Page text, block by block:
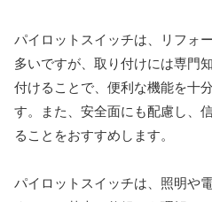
パイロットスイッチは、リフォ
多いですが、取り付けには専門
付けることで、便利な機能を十
す。また、安全面にも配慮し、
ることをおすすめします。
パイロットスイッチは、照明や